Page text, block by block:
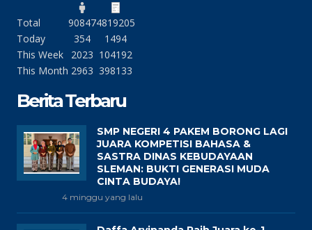
Total 908474819205
Today
354
1494
This Week
2023 104192
This Month 2963 398133
Berita Terbaru
SMP NEGERI 4 PAKEM BORONG LAGI
JUARA KOMPETISI BAHASA &
SASTRA DINAS KEBUDAYAAN
SLEMAN: BUKTI GENERASI MUDA
CINTA BUDAYA!
4 minggu yang lalu